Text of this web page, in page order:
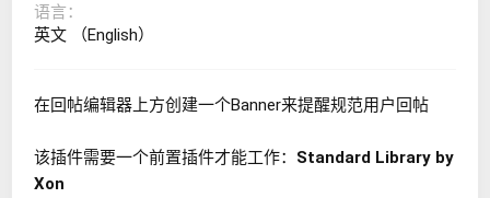
语言
英文 （English）
在回帖编辑器上方创建一个Banner来提醒规范用户回帖
该插件需要一个前置插件才能工作： Standard Library by
Xon